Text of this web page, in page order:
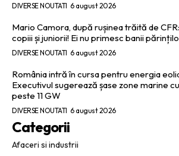
DIVERSE NOUTATI 6 august 2026
Mario Camora, după rușinea trăită de
copiii și juniorii! Ei nu primesc banii
DIVERSE NOUTATI 6 august 2026
România intră în cursa pentru energia
Executivul sugerează șase zone marine
peste 11 GW
DIVERSE NOUTATI 6 august 2026
Categorii
Afaceri si industrii